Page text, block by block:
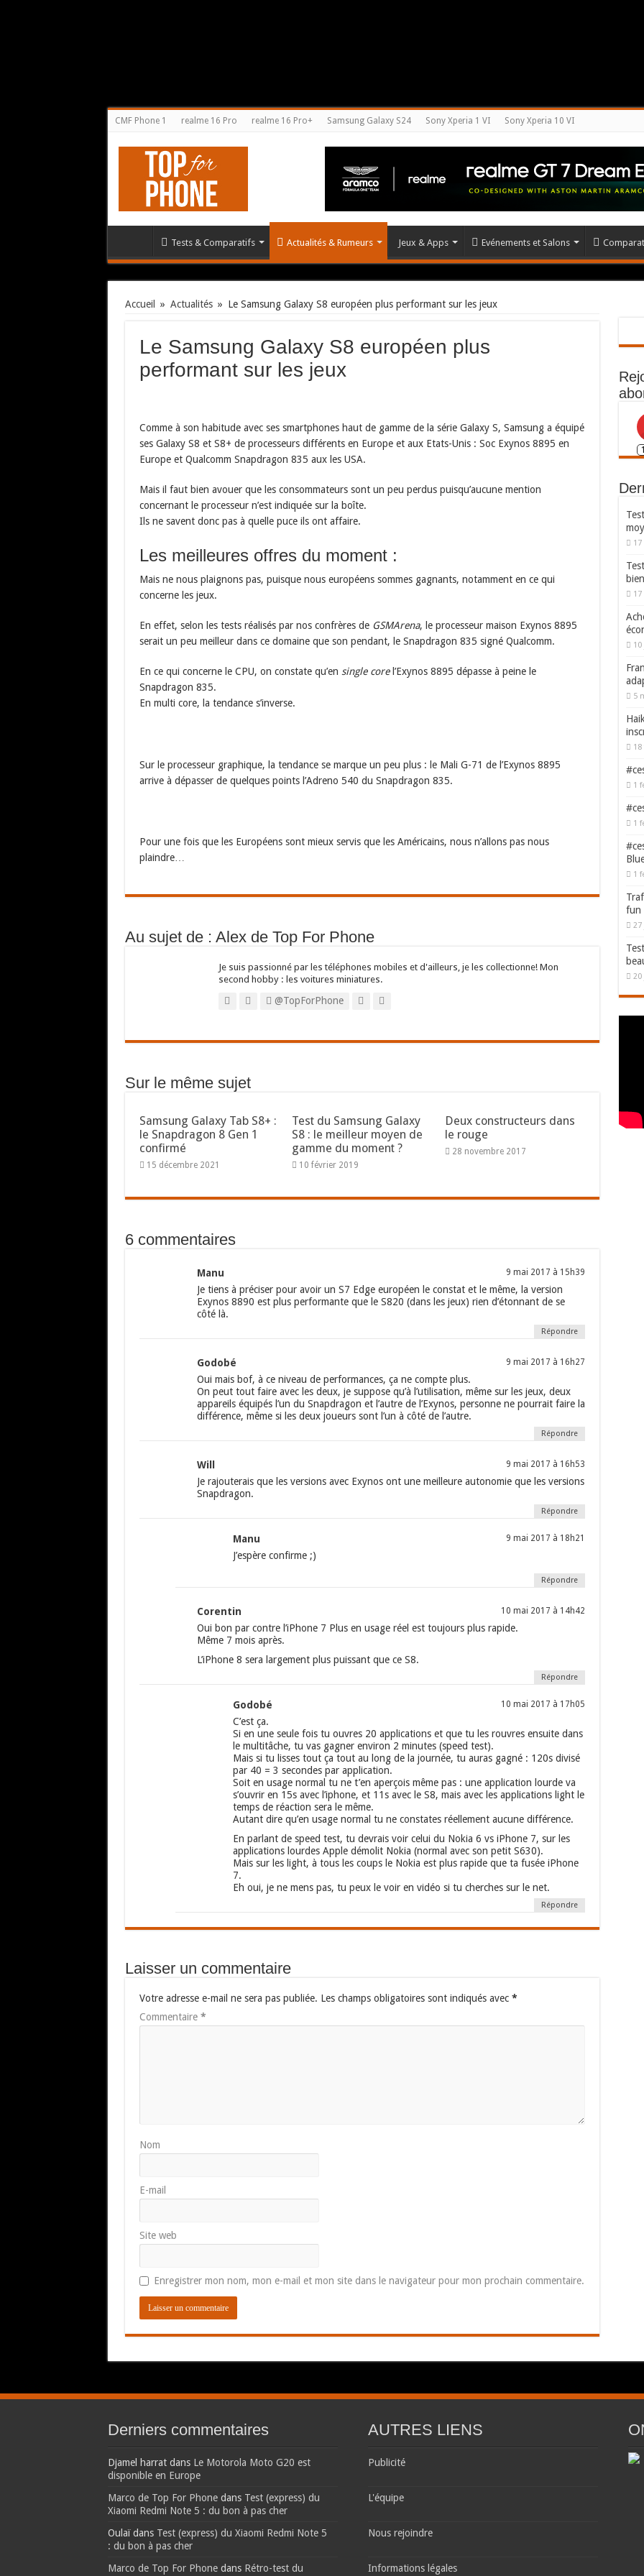
CMF Phone 1 realme 16 Pro realme 16 Pro+ Samsung Galaxy S24 Sony Xperia 1 VI Sony Xperia 10 VI
Tests & Comparatifs Actualités & Rumeurs Jeux & Apps Evénements et Salons
Accueil » Actualités » Le Samsung Galaxy S8 européen plus performant sur les jeux
Le Samsung Galaxy S8 européen plus
performant sur les jeux
Comme à son habitude avec ses smartphones haut de gamme de la série Galaxy S, Samsung a équipé
ses Galaxy S8 et S8+ de processeurs différents en Europe et aux Etats-Unis : Soc Exynos 8895 en
Europe et Qualcomm Snapdragon 835 aux les USA.
Mais il faut bien avouer que les consommateurs sont un peu perdus puisqu’aucune mention
concernant le processeur n’est indiquée sur la boîte.
Ils ne savent donc pas à quelle puce ils ont affaire.
Les meilleures offres du moment :
Mais ne nous plaignons pas, puisque nous européens sommes gagnants, notamment en ce qui
concerne les jeux.
En effet, selon les tests réalisés par nos confrères de GSMArena, le processeur maison Exynos 8895
serait un peu meilleur dans ce domaine que son pendant, le Snapdragon 835 signé Qualcomm.
En ce qui concerne le CPU, on constate qu’en single corel’Exynos 8895 dépasse à peine le
Snapdragon 835.
En multi core, la tendance s’inverse.
Sur le processeur graphique, la tendance se marque un peu plus : le Mali G-71 de l’Exynos 8895
arrive à dépasser de quelques points l’Adreno 540 du Snapdragon 835.
Pour une fois que les Européens sont mieux servis que les Américains, nous n’allons pas nous
plaindre…
Au sujet de : Alex de Top For Phone
Je suis passionné par les téléphones mobiles et d'ailleurs, je les collectionne! Mon
second hobby : les voitures miniatures.
@TopForPhone
Sur le même sujet
Samsung Galaxy Tab S8+ :
le Snapdragon 8 Gen 1
confirmé
15 décembre 2021
Test du Samsung Galaxy
S8 : le meilleur moyen de
gamme du moment ?
10 février 2019
Deux constructeurs dans
le rouge
28 novembre 2017
6 commentaires
Manu 9 mai 2017 à 15h39
Je tiens à préciser pour avoir un S7 Edge européen le constat et le même, la version
Exynos 8890 est plus performante que le S820 (dans les jeux) rien d’étonnant de se
côté là.
Répondre
Godobé 9 mai 2017 à 16h27
Oui mais bof, à ce niveau de performances, ça ne compte plus.
On peut tout faire avec les deux, je suppose qu’à l’utilisation, même sur les jeux, deux
appareils équipés l’un du Snapdragon et l’autre de l’Exynos, personne ne pourrait faire la
différence, même si les deux joueurs sont l’un à côté de l’autre.
Répondre
Will 9 mai 2017 à 16h53
Je rajouterais que les versions avec Exynos ont une meilleure autonomie que les versions
Snapdragon.
Répondre
Manu 9 mai 2017 à 18h21
J’espère confirme ;)
Répondre
Corentin 10 mai 2017 à 14h42
Oui bon par contre l’iPhone 7 Plus en usage réel est toujours plus rapide.
Même 7 mois après.
L’iPhone 8 sera largement plus puissant que ce S8.
Répondre
Godobé 10 mai 2017 à 17h05
C’est ça.
Si en une seule fois tu ouvres 20 applications et que tu les rouvres ensuite dans
le multitâche, tu vas gagner environ 2 minutes (speed test).
Mais si tu lisses tout ça tout au long de la journée, tu auras gagné : 120s divisé
par 40 = 3 secondes par application.
Soit en usage normal tu ne t’en aperçois même pas : une application lourde va
s’ouvrir en 15s avec l’iphone, et 11s avec le S8, mais avec les applications light le
temps de réaction sera le même.
Autant dire qu’en usage normal tu ne constates réellement aucune différence.
En parlant de speed test, tu devrais voir celui du Nokia 6 vs iPhone 7, sur les
applications lourdes Apple démolit Nokia (normal avec son petit S630).
Mais sur les light, à tous les coups le Nokia est plus rapide que ta fusée iPhone
7.
Eh oui, je ne mens pas, tu peux le voir en vidéo si tu cherches sur le net.
Répondre
Laisser un commentaire
Votre adresse e-mail ne sera pas publiée. Les champs obligatoires sont indiqués avec *
Commentaire *
Nom
E-mail
Site web
Enregistrer mon nom, mon e-mail et mon site dans le navigateur pour mon prochain commentaire.
5
18
1
1
1
fun
27
20
Derniers commentaires
Djamel harratdans Le Motorola Moto G20 est
disponible en Europe
Marco de Top For Phonedans Test (express) du
Xiaomi Redmi Note 5 : du bon à pas cher
Oulaïdans Test (express) du Xiaomi Redmi Note 5
: du bon à pas cher
Marco de Top For Phonedans Rétro-test du
AUTRES LIENS
Publicité
L'équipe
Nous rejoindre
Informations légales